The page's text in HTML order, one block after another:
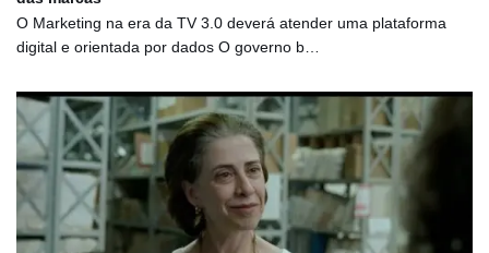
O Marketing na era da TV 3.0 deverá atender uma plataforma
digital e orientada por dados O governo b…